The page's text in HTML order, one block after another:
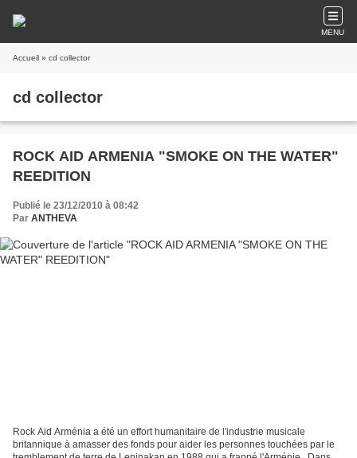
MENU
Accueil » cd collector
cd collector
ROCK AID ARMENIA "SMOKE ON THE WATER"
REEDITION
Publié le 23/12/2010 à 08:42
Par ANTHEVA
Rock Aid Arménia a été un effort humanitaire de l'industrie musicale
britannique à amasser des fonds pour aider les personnes touchées par le